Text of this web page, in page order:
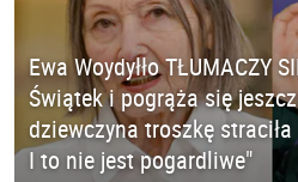
Ewa Woydyłło TŁUMACZY
Świątek i pogrąża się
dziewczyna troszkę
I to nie jest pogardliwe"